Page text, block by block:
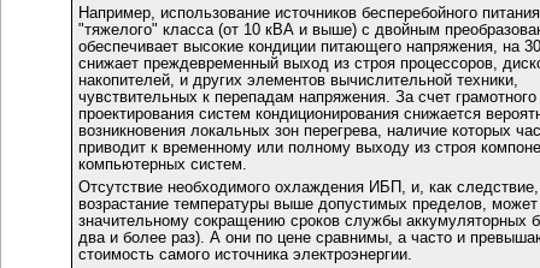
Например, использование источников бесперебойного
"тяжелого" класса (от 10 кВА и выше) с двойным
обеспечивает высокие кондиции питающего напряжения, на
снижает преждевременный выход из строя процессоров,
накопителей, и других элементов вычислительной техники,
чувствительных к перепадам напряжения. За счет грамотного
проектирования систем кондиционирования снижается
возникновения локальных зон перегрева, наличие которых
приводит к временному или полному выходу из строя
компьютерных систем.
Отсутствие необходимого охлаждения ИБП, и, как следствие,
возрастание температуры выше допустимых пределов, может
значительному сокращению сроков службы аккумуляторных
два и более раз). А они по цене сравнимы, а часто и
стоимость самого источника электроэнергии.